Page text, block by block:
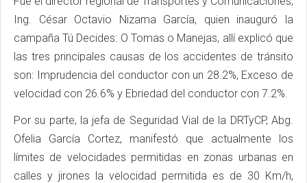
Ing. César Octavio Nizama García, quien inauguró la
campaña Tú Decides: O Tomas o Manejas, allí explicó que
las tres principales causas de los accidentes de tránsito
son: Imprudencia del conductor con un 28.2%, Exceso de
velocidad con 26.6% y Ebriedad del conductor con 7.2%.
Por su parte, la jefa de Seguridad Vial de la DRTyCP, Abg.
Ofelia García Cortez, manifestó que actualmente los
límites de velocidades permitidas en zonas urbanas en
calles y jirones la velocidad permitida es de 30 Km/h,